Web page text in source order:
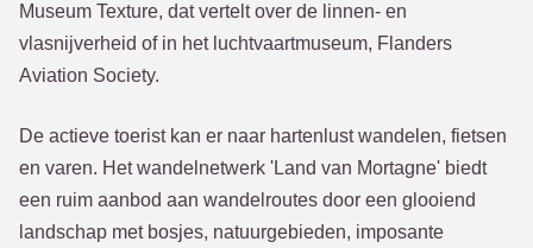
Museum Texture, dat vertelt over de linnen- en
vlasnijverheid of in het luchtvaartmuseum, Flanders
Aviation Society.
De actieve toerist kan er naar hartenlust wandelen, fietsen
en varen. Het wandelnetwerk 'Land van Mortagne' biedt
een ruim aanbod aan wandelroutes door een glooiend
landschap met bosjes, natuurgebieden, imposante